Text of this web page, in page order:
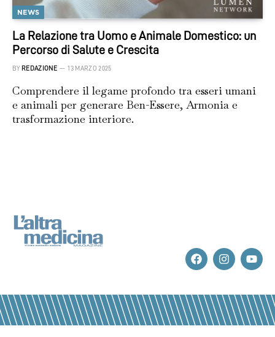
NEWS
La Relazione tra Uomo e Animale Domestico: un
Percorso di Salute e Crescita
BY REDAZIONE 13 MARZO 2025
Comprendere il legame profondo tra esseri umani
e animali per generare Ben-Essere, Armonia e
trasformazione interiore.